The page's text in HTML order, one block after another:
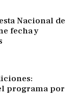
Nacional de
fecha y
programa por